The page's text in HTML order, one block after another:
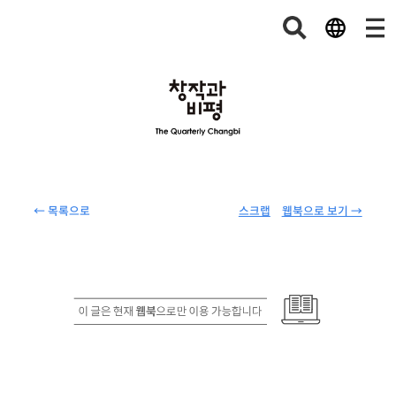
← 목록으로 웹북으로 보기 →
스크랩